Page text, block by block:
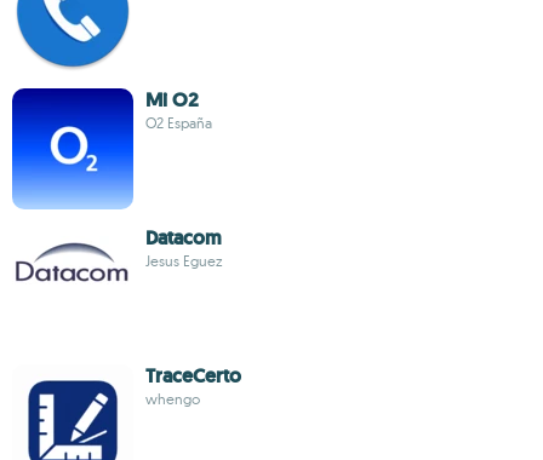
Mi O2
O2 España
Datacom
Jesus Eguez
TraceCerto
whengo